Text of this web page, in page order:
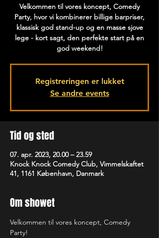
Velkommen til vores koncept, Comedy
Party, hvor vi kombinerer billige barpriser,
klassisk god stand-up og en masse sjove
lege - kort sagt, den perfekte start på en
god weekend!
Registreringen er lukket
Se andre events
Tid og sted
07. apr. 2023, 20.00 – 23.59
Knock Knock Comedy Club, Vimmelskaftet
41, 1161 København, Danmark
Om showet
Velkommen til vores koncept, Comedy
Party!